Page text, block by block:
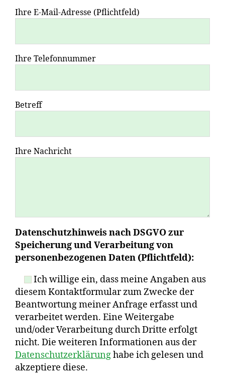
Ihre E-Mail-Adresse (Pflichtfeld)
Ihre Telefonnummer
Betreff
Ihre Nachricht
Datenschutzhinweis nach DSGVO zur
Speicherung und Verarbeitung von
personenbezogenen Daten (Pflichtfeld):
Ich willige ein, dass meine Angaben aus
diesem Kontaktformular zum Zwecke der
Beantwortung meiner Anfrage erfasst und
verarbeitet werden. Eine Weitergabe
und/oder Verarbeitung durch Dritte erfolgt
nicht. Die weiteren Informationen aus der
Datenschutzerklärunghabe ich gelesen und
akzeptiere diese.